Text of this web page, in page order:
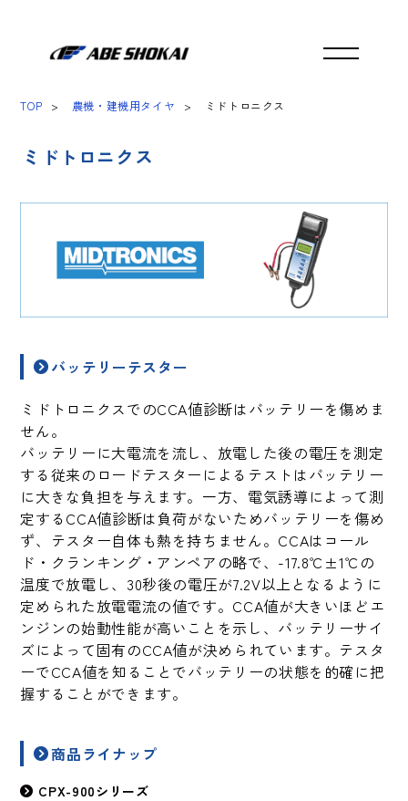
TOP 農機・建機用タイヤ ミドトロニクス
ミドトロニクス
バッテリーテスター
ミドトロニクスでのCCA値診断はバッテリーを傷めま
せん。
バッテリーに大電流を流し、放電した後の電圧を測定
する従来のロードテスターによるテストはバッテリー
に大きな負担を与えます。一方、電気誘導によって測
定するCCA値診断は負荷がないためバッテリーを傷め
ず、テスター自体も熱を持ちません。CCAはコール
ド・クランキング・アンペアの略で、-17.8℃±1℃の
温度で放電し、30秒後の電圧が7.2V以上となるように
定められた放電電流の値です。CCA値が大きいほどエ
ンジンの始動性能が高いことを示し、バッテリーサイ
ズによって固有のCCA値が決められています。テスタ
ーでCCA値を知ることでバッテリーの状態を的確に把
握することができます。
商品ライナップ
CPX-900シリーズ